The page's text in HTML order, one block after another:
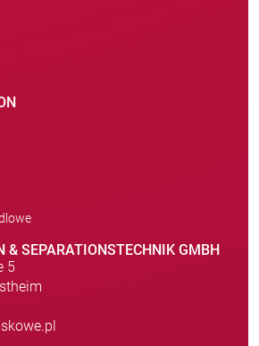
& SEPARATIONSTECHNIK GMBH
5